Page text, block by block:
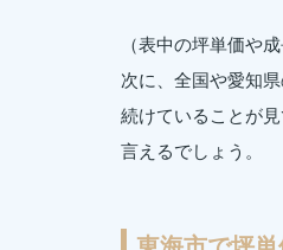
（表中の坪単価や
次に、全国や愛知
続けていることが
言えるでしょう。